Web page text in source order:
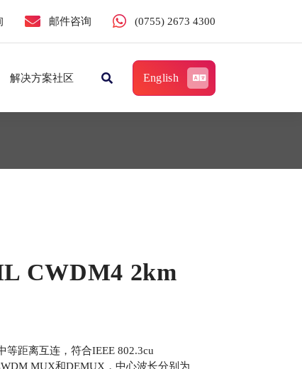
邮件咨询 (0755) 2673 4300
解决方案社区 English
CWDM4 2km
等距离互连，符合IEEE 802.3cu
MUX和DEMUX，中心波长分别为